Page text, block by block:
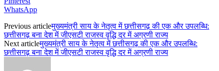
WhatsApp
Previous articleमुख्यमंत्री साय के नेतृत्व में छत्तीसगढ़ की एक और उपलब्धि:
छत्तीसगढ़ बना देश में जीएसटी राजस्व वृद्धि दर में अग्रणी राज्य
Next articleमुख्यमंत्री साय के नेतृत्व में छत्तीसगढ़ की एक और उपलब्धि:
छत्तीसगढ़ बना देश में जीएसटी राजस्व वृद्धि दर में अग्रणी राज्य